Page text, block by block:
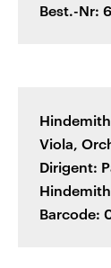
Best.-Nr:
Viola,
Dirigent:
Barcode: